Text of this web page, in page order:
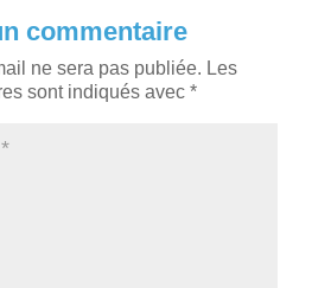
commentaire
ne sera pas publiée. Les
sont indiqués avec *